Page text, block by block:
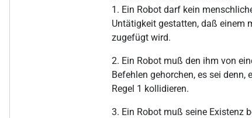
1. Ein Robot darf kein
Untätigkeit gestatten, daß einem
zugefügt wird.
2. Ein Robot muß den ihm von
Befehlen gehorchen, es sei
Regel 1 kollidieren.
3. Ein Robot muß seine Existenz